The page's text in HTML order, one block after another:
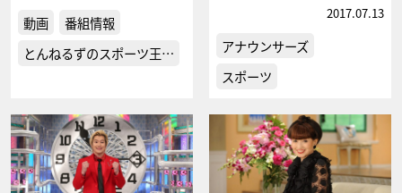
動画
番組情報
とんねるずのスポーツ王…
2017.07.13
アナウンサーズ
スポーツ